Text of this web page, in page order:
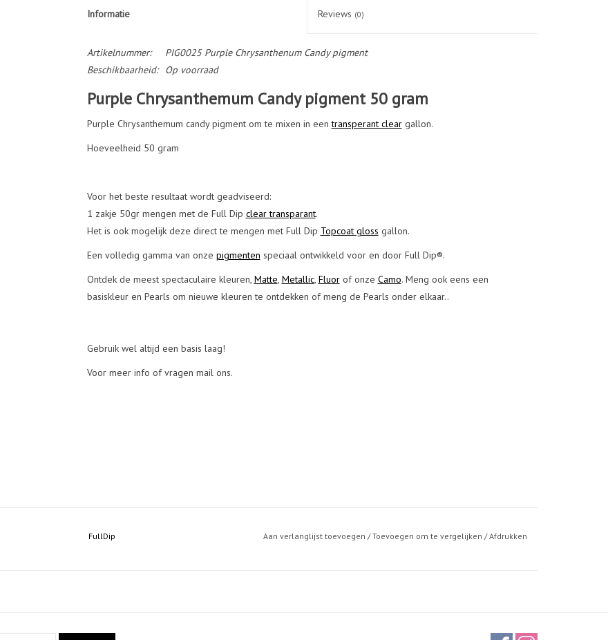
Informatie Reviews (0)
Artikelnummer:
PIG0025 Purple Chrysanthenum Candy pigment
Beschikbaarheid:
Op voorraad
Purple Chrysanthemum Candy pigment 50 gram
Purple Chrysanthemum candy pigment om te mixen in eentransperant cleargallon.
Hoeveelheid 50 gram
Voor het beste resultaat wordt geadviseerd:
1 zakje 50gr mengen met de Full Dip clear transparant.
Het is ook mogelijk deze direct te mengen met Full Dip Topcoat gloss gallon.
Een volledig gamma van onze pigmenten speciaal ontwikkeld voor en door Full Dip®.
Ontdek de meest spectaculaire kleuren, Matte, Metallic, Fluorof onze Camo. Meng ook eens een
basiskleur en Pearls om nieuwe kleuren te ontdekken of meng de Pearls onder elkaar..
Gebruik wel altijd een basis laag!
Voor meer info of vragen mail ons.
FullDip Aan verlanglijst toevoegen /Toevoegen om te vergelijken /Afdrukken